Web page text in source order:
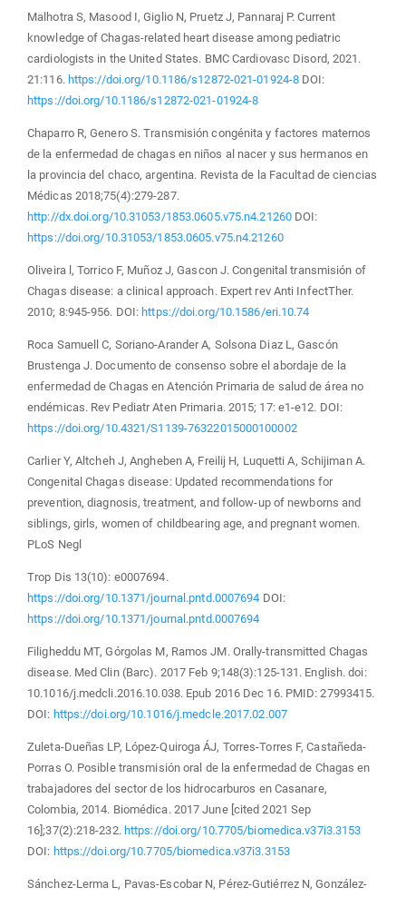
Malhotra S, Masood I, Giglio N, Pruetz J, Pannaraj P. Current
knowledge of Chagas‑related heart disease among pediatric
cardiologists in the United States. BMC Cardiovasc Disord, 2021.
21:116. https://doi.org/10.1186/s12872-021-01924-8 DOI:
https://doi.org/10.1186/s12872-021-01924-8
Chaparro R, Genero S. Transmisión congénita y factores maternos
de la enfermedad de chagas en niños al nacer y sus hermanos en
la provincia del chaco, argentina. Revista de la Facultad de ciencias
Médicas 2018;75(4):279-287.
http://dx.doi.org/10.31053/1853.0605.v75.n4.21260DOI:
https://doi.org/10.31053/1853.0605.v75.n4.21260
Oliveira l, Torrico F, Muñoz J, Gascon J. Congenital transmisión of
Chagas disease: a clinical approach. Expert rev Anti InfectTher.
2010; 8:945-956. DOI:https://doi.org/10.1586/eri.10.74
Roca Samuell C, Soriano-Arander A, Solsona Diaz L, Gascón
Brustenga J. Documento de consenso sobre el abordaje de la
enfermedad de Chagas en Atención Primaria de salud de área no
endémicas. Rev Pediatr Aten Primaria. 2015; 17: e1-e12. DOI:
https://doi.org/10.4321/S1139-76322015000100002
Carlier Y, Altcheh J, Angheben A, Freilij H, Luquetti A, Schijiman A.
Congenital Chagas disease: Updated recommendations for
prevention, diagnosis, treatment, and follow-up of newborns and
siblings, girls, women of childbearing age, and pregnant women.
PLoS Negl
Trop Dis 13(10): e0007694.
https://doi.org/10.1371/journal.pntd.0007694 DOI:
https://doi.org/10.1371/journal.pntd.0007694
Filigheddu MT, Górgolas M, Ramos JM. Orally-transmitted Chagas
disease. Med Clin (Barc). 2017 Feb 9;148(3):125-131. English. doi:
10.1016/j.medcli.2016.10.038. Epub 2016 Dec 16. PMID: 27993415.
DOI: https://doi.org/10.1016/j.medcle.2017.02.007
Zuleta-Dueñas LP, López-Quiroga ÁJ, Torres-Torres F, Castañeda-
Porras O. Posible transmisión oral de la enfermedad de Chagas en
trabajadores del sector de los hidrocarburos en Casanare,
Colombia, 2014. Biomédica. 2017 June [cited 2021 Sep
16];37(2):218-232. https://doi.org/10.7705/biomedica.v37i3.3153
DOI: https://doi.org/10.7705/biomedica.v37i3.3153
Sánchez-Lerma L, Pavas-Escobar N, Pérez-Gutiérrez N, González-